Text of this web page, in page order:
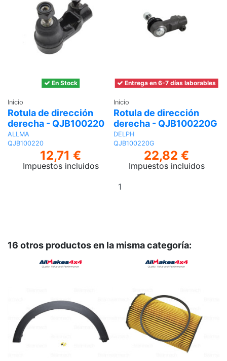
En Stock
Inicio
Rotula de dirección
derecha - QJB100220
ALLMA
QJB100220
12,71 €
Impuestos incluidos
Entrega en 6-7 días laborables
Inicio
Rotula de dirección
derecha - QJB100220G
DELPH
QJB100220G
22,82 €
Impuestos incluidos
16 otros productos en la misma categoría: